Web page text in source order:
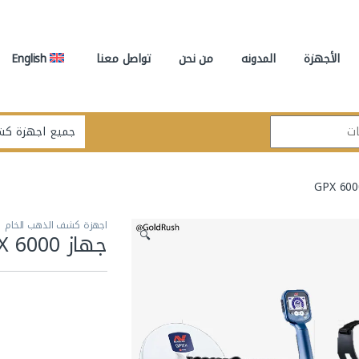
الأجهزة المدونه من نحن تواصل معنا English
🔍 اجهزة كشف الذهب الخام
جهاز GPX 6000